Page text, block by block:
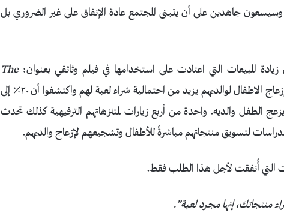
وسيسعون جاهدين على أن يتبنى المجتمع عادة الإنفاق على غير الضروري بل
المبيعات التي اعتادت على استخدامها في فيلم وثائقي بعنوان:The
، أجرى طاقمها دراسة أظهرت أن إزعاج الاطفال لوالديهم يزيد من احتمالية شراء لعبة لهم واكتشفوا أن ٢٠٪ إلى
الطفل والديه. واحدة من أربع زيارات لمتنزهاتهم الترفيهية كذلك تحدث
لتسويق منتجاتهم مباشرةً للأطفال وتشجيعهم لإزعاج والديهم.
التي أُنفقت لأجل هذا الطلب فقط.
منتجاتك، إنها مجرد لعبة”.